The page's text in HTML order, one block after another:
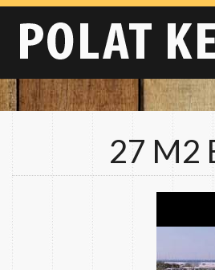
27 M2